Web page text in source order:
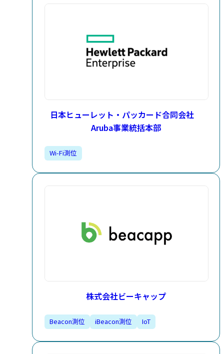
日本ヒューレット・パッカード合同会社
Aruba事業統括本部
Wi-Fi測位
株式会社ビーキャップ
Beacon測位​ iBeacon測位​ IoT​